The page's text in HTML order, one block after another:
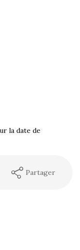
la date de
Partager